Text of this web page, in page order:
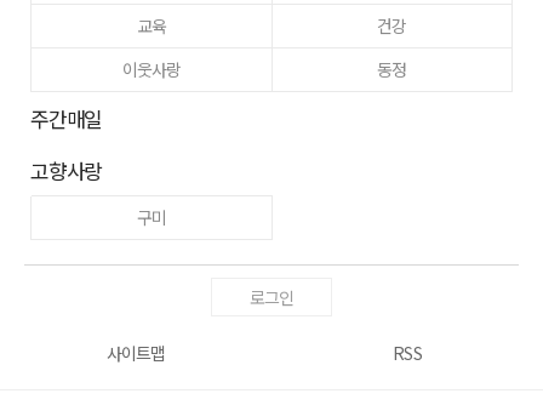
교육
건강
이웃사랑
동정
주간매일
고향사랑
구미
로그인
사이트맵 RSS